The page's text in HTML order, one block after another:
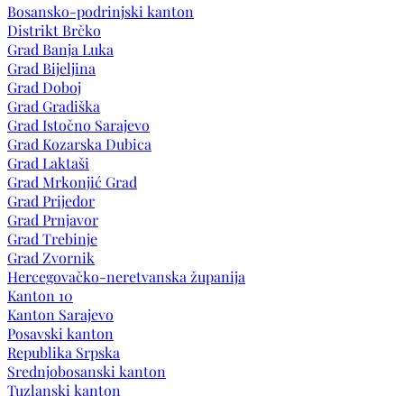
Bosansko-podrinjski kanton
Distrikt Brčko
Grad Banja Luka
Grad Bijeljina
Grad Doboj
Grad Gradiška
Grad Istočno Sarajevo
Grad Kozarska Dubica
Grad Laktaši
Grad Mrkonjić Grad
Grad Prijedor
Grad Prnjavor
Grad Trebinje
Grad Zvornik
Hercegovačko-neretvanska županija
Kanton 10
Kanton Sarajevo
Posavski kanton
Republika Srpska
Srednjobosanski kanton
Tuzlanski kanton